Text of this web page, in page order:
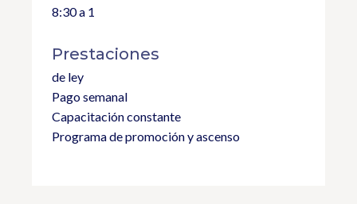
8:30 a 1
Prestaciones
de ley
Pago semanal
Capacitación constante
Programa de promoción y ascenso